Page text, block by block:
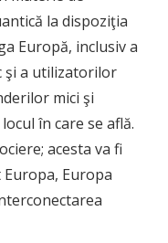
la dispoziţia
Europă, inclusiv a
şi a utilizatorilor
mici şi
în care se află.
acesta va fi
Europa